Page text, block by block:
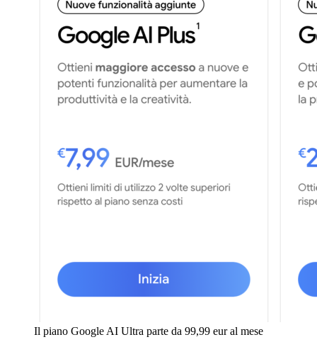
Il piano Google AI Ultra parte da 99,99 eur al mese